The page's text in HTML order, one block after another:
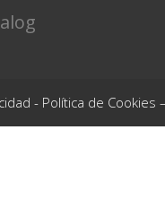
- Política de Cookies